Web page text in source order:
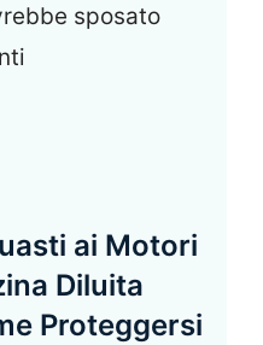
sposato
ai Motori
Diluita
Proteggersi